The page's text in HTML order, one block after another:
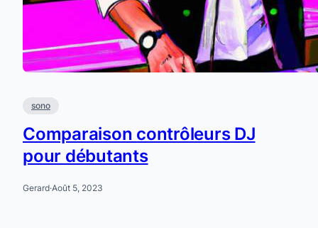
sono
Comparaison contrôleurs DJ
pour débutants
Gerard·Août 5, 2023